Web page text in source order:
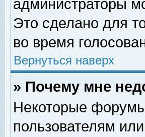
администраторы
Это сделано для
во время
Вернуться наверх
» Почему мне
Некоторые
пользователям